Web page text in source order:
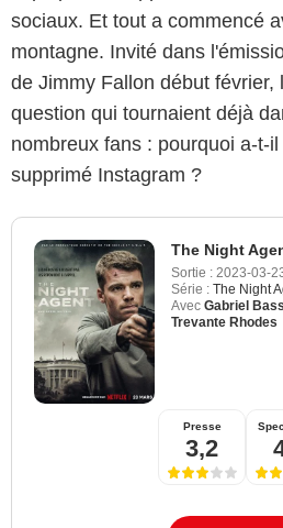
sociaux. Et tout a commencé
montagne. Invité dans
de Jimmy Fallon début février,
question qui tournaient déjà
nombreux fans : pourquoi a-t-
supprimé Instagram ?
The Night
Sortie : 2023-03-
Série : The Night
Avec Gabriel
Trevante Rhodes
Presse
3,2